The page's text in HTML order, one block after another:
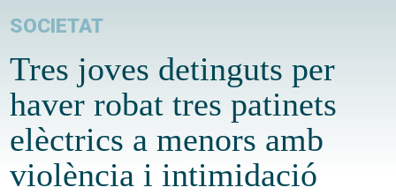
SOCIETAT
Tres joves detinguts per
haver robat tres patinets
elèctrics a menors amb
violència i intimidació